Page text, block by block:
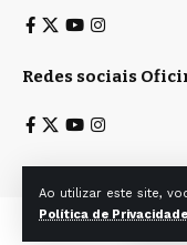
Ao utilizar este site,
Política de Privacidade
Redes sociais
Todos os direitos